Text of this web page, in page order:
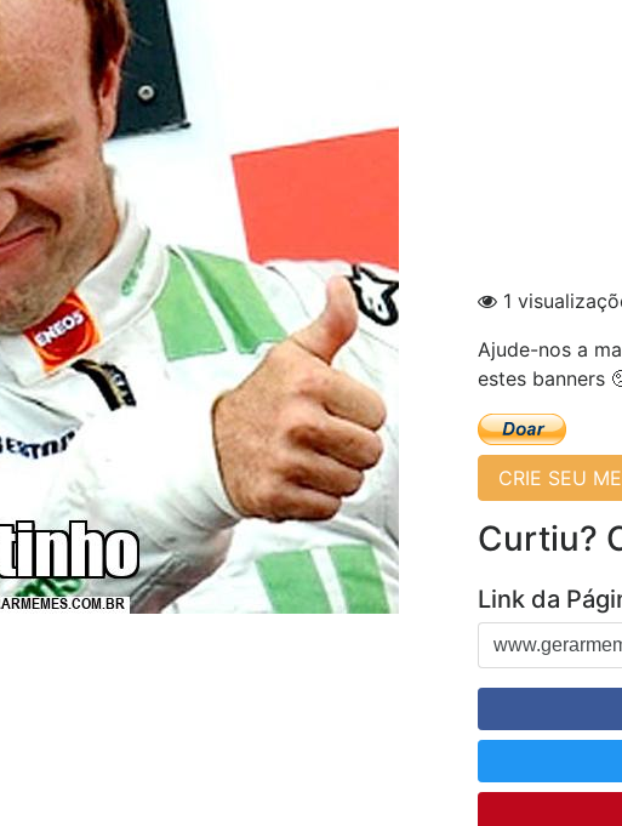
1
Ajude-nos a
estes banners
CRIE SEU
Curtiu?
Link da